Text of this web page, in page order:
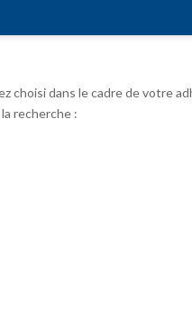
choisi dans le cadre de votre
recherche :